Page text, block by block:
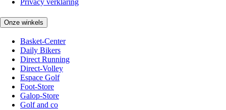
Onze winkels
Basket-Center
Daily Bikers
Direct Running
Direct-Volley
Espace Golf
Foot-Store
Galop-Store
Golf and co